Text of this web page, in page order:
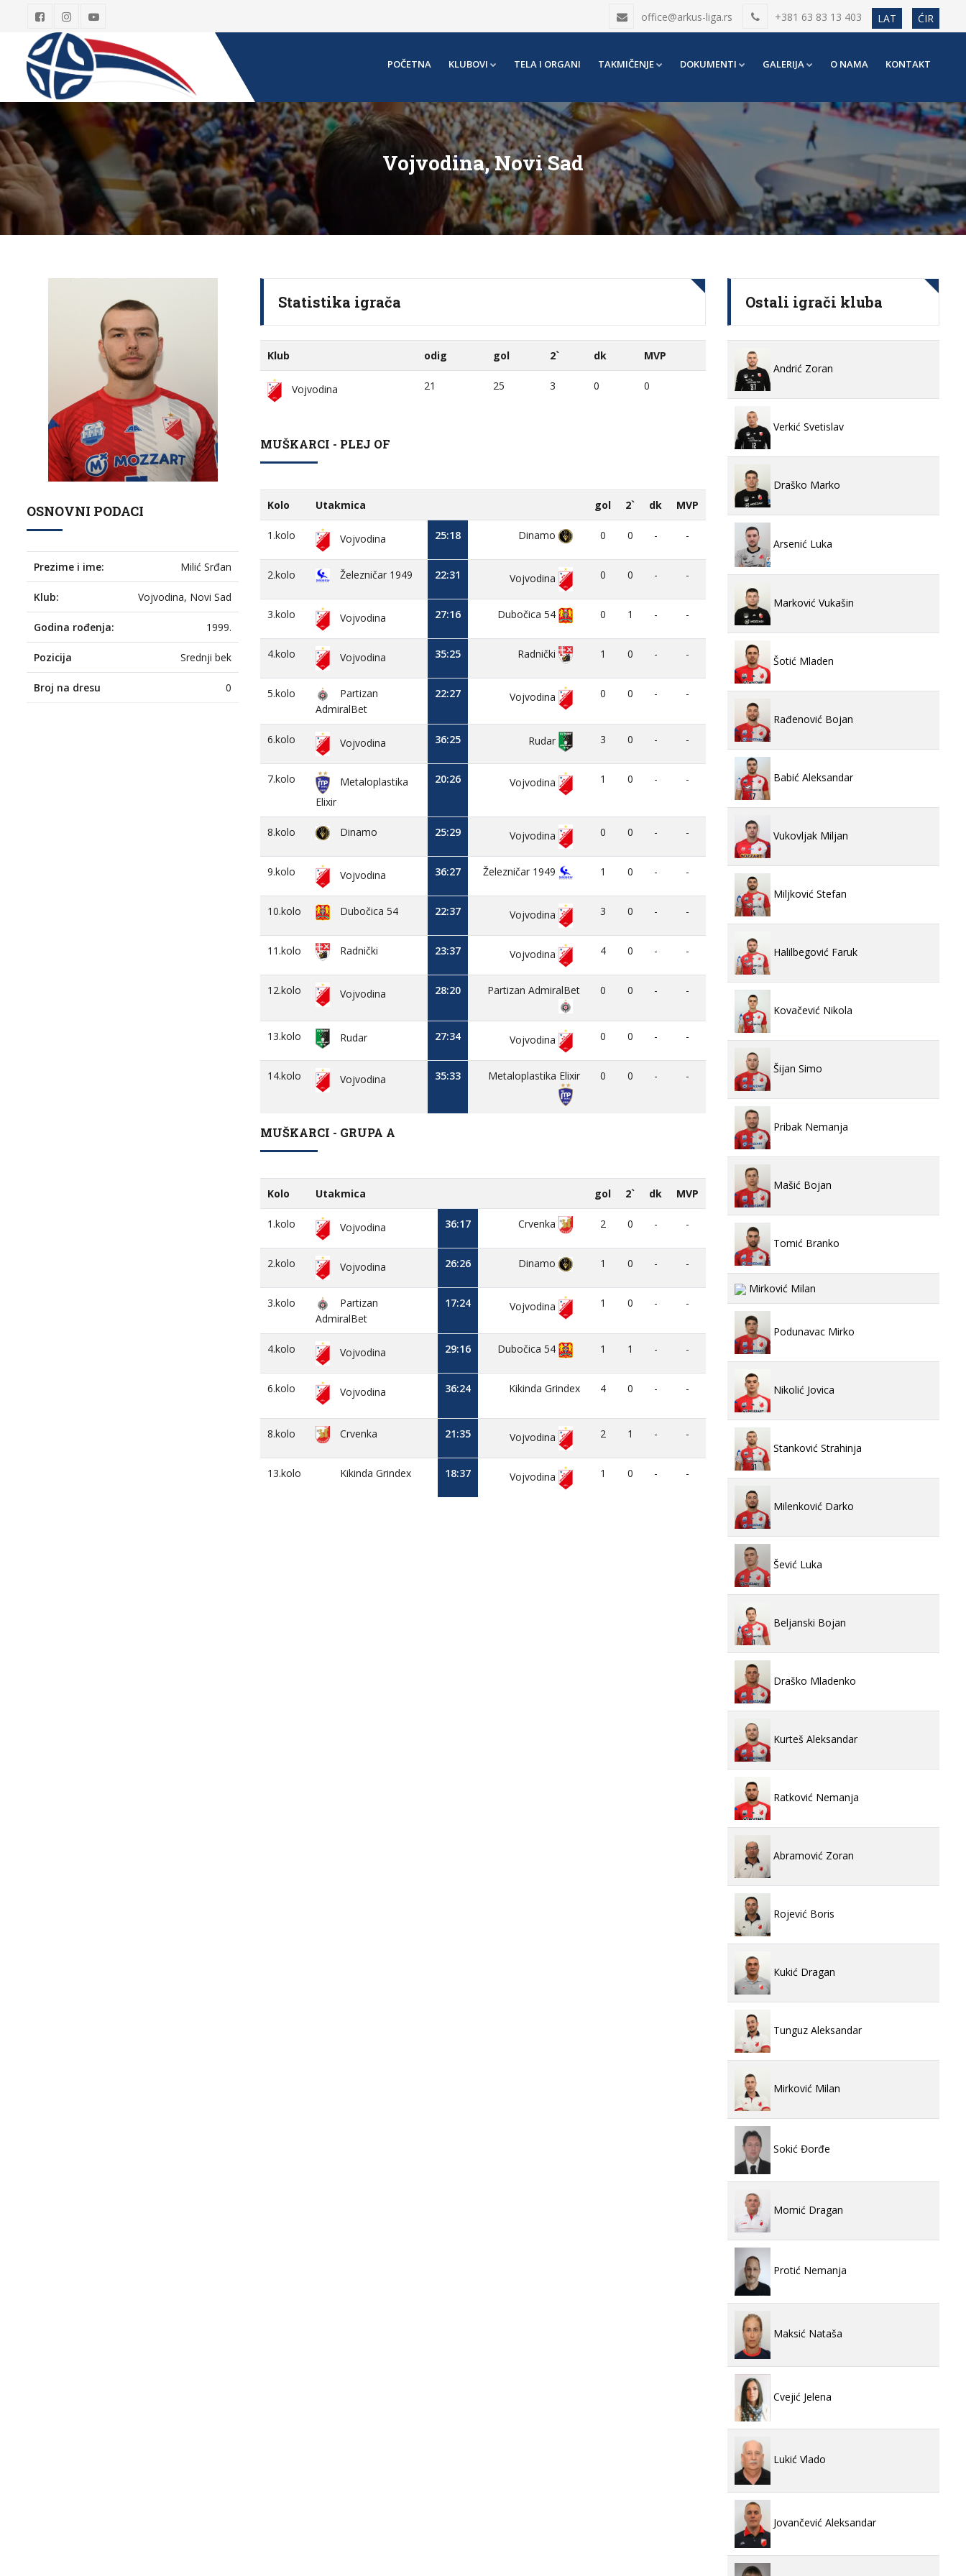
office@arkus-liga.rs +381 63 83 13 403 LAT ĆIR
POČETNA KLUBOVI TELA I ORGANI TAKMIČENJE DOKUMENTI GALERIJA O NAMA KONTAKT
Vojvodina, Novi Sad
OSNOVNI PODACI
Prezime i ime: Milić Srđan
Klub: Vojvodina, Novi Sad
Godina rođenja: 1999.
Pozicija Srednji bek
Broj na dresu 0
Statistika igrača
Klub odig gol 2` dk MVP
Vojvodina 21 25 3 0 0
MUŠKARCI - PLEJ OF
Kolo Utakmica gol 2` dk MVP
1.kolo Vojvodina 25:18 Dinamo 0 0 - -
2.kolo Železničar 1949 22:31 Vojvodina 0 0 - -
3.kolo Vojvodina 27:16 Dubočica 54 0 1 - -
4.kolo Vojvodina 35:25 Radnički 1 0 - -
5.kolo
Partizan
AdmiralBet
22:27 Vojvodina 0 0 - -
6.kolo Vojvodina 36:25 Rudar 3 0 - -
7.kolo
Metaloplastika
Elixir
20:26 Vojvodina 1 0 - -
8.kolo Dinamo 25:29 Vojvodina 0 0 - -
9.kolo Vojvodina 36:27 Železničar 1949 1 0 - -
10.kolo Dubočica 54 22:37 Vojvodina 3 0 - -
11.kolo Radnički 23:37 Vojvodina 4 0 - -
12.kolo Vojvodina 28:20 Partizan AdmiralBet 0 0 - -
13.kolo Rudar 27:34 Vojvodina 0 0 - -
14.kolo Vojvodina 35:33 Metaloplastika Elixir 0 0 - -
MUŠKARCI - GRUPA A
Kolo Utakmica gol 2` dk MVP
1.kolo Vojvodina 36:17 Crvenka 2 0 - -
2.kolo Vojvodina 26:26 Dinamo 1 0 - -
3.kolo
Partizan
AdmiralBet
17:24 Vojvodina 1 0 - -
4.kolo Vojvodina 29:16 Dubočica 54 1 1 - -
6.kolo Vojvodina 36:24 Kikinda Grindex 4 0 - -
8.kolo Crvenka 21:35 Vojvodina 2 1 - -
13.kolo Kikinda Grindex 18:37 Vojvodina 1 0 - -
Ostali igrači kluba
Andrić Zoran
Verkić Svetislav
Draško Marko
Arsenić Luka
Marković Vukašin
Šotić Mladen
Rađenović Bojan
Babić Aleksandar
Vukovljak Miljan
Miljković Stefan
Halilbegović Faruk
Kovačević Nikola
Šijan Simo
Pribak Nemanja
Mašić Bojan
Tomić Branko
Mirković Milan
Podunavac Mirko
Nikolić Jovica
Stanković Strahinja
Milenković Darko
Šević Luka
Beljanski Bojan
Draško Mladenko
Kurteš Aleksandar
Ratković Nemanja
Abramović Zoran
Rojević Boris
Кukić Dragan
Tunguz Aleksandar
Mirković Milan
Sokić Đorđe
Momić Dragan
Protić Nemanja
Maksić Nataša
Cvejić Jelena
Lukić Vlado
Jovančević Aleksandar